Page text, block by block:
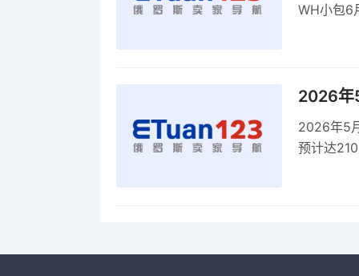
WH小包6
2026年
2026年5
预计达